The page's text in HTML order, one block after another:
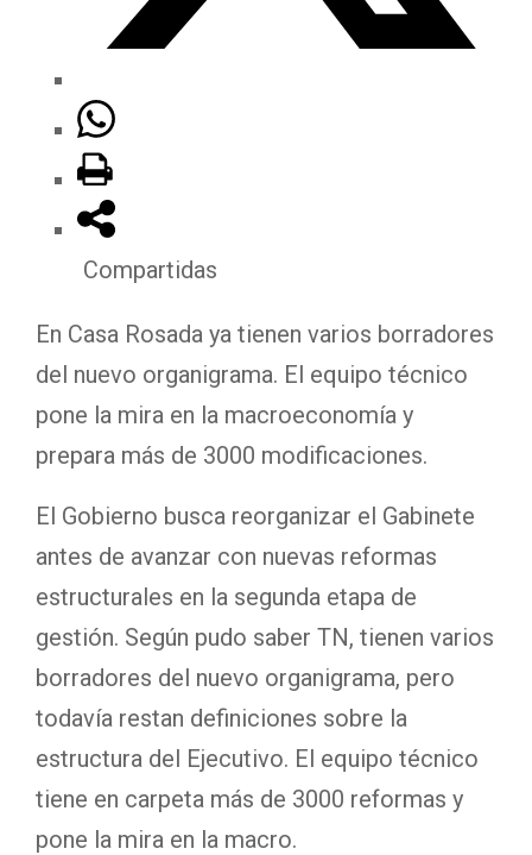
Compartidas
En Casa Rosada ya tienen varios borradores
del nuevo organigrama. El equipo técnico
pone la mira en la macroeconomía y
prepara más de 3000 modificaciones.
El Gobierno busca reorganizar el Gabinete
antes de avanzar con nuevas reformas
estructurales en la segunda etapa de
gestión. Según pudo saber TN, tienen varios
borradores del nuevo organigrama, pero
todavía restan definiciones sobre la
estructura del Ejecutivo. El equipo técnico
tiene en carpeta más de 3000 reformas y
pone la mira en la macro.